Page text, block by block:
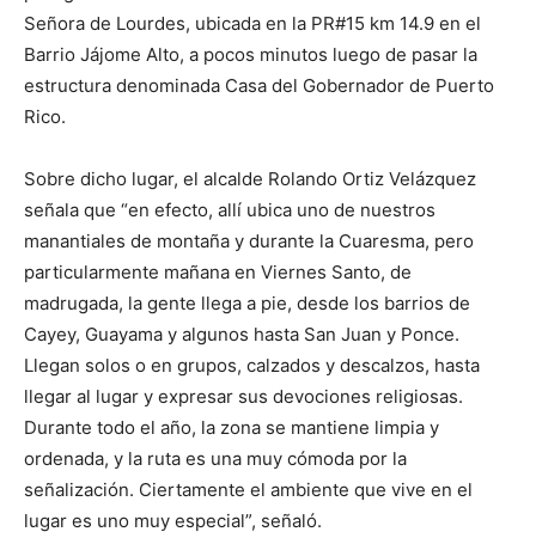
Señora de Lourdes, ubicada en la PR#15 km 14.9 en el
Barrio Jájome Alto, a pocos minutos luego de pasar la
estructura denominada Casa del Gobernador de Puerto
Rico.
Sobre dicho lugar, el alcalde Rolando Ortiz Velázquez
señala que “en efecto, allí ubica uno de nuestros
manantiales de montaña y durante la Cuaresma, pero
particularmente mañana en Viernes Santo, de
madrugada, la gente llega a pie, desde los barrios de
Cayey, Guayama y algunos hasta San Juan y Ponce.
Llegan solos o en grupos, calzados y descalzos, hasta
llegar al lugar y expresar sus devociones religiosas.
Durante todo el año, la zona se mantiene limpia y
ordenada, y la ruta es una muy cómoda por la
señalización. Ciertamente el ambiente que vive en el
lugar es uno muy especial”, señaló.